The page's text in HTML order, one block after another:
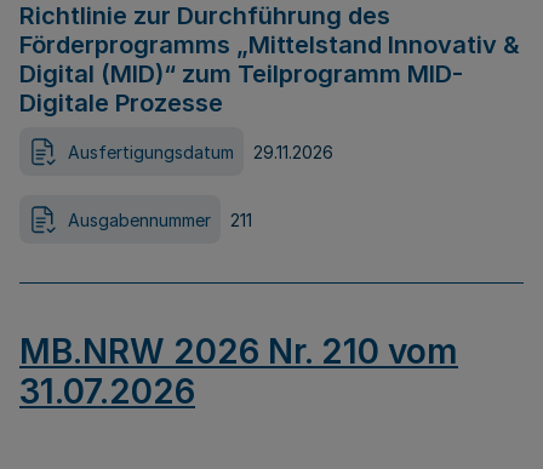
Richtlinie zur Durchführung des
Förderprogramms „Mittelstand Innovativ &
Digital (MID)“ zum Teilprogramm MID-
Digitale Prozesse
Ausfertigungsdatum 29.11.2026
Ausgabennummer 211
MB.NRW 2026 Nr. 210 vom
31.07.2026